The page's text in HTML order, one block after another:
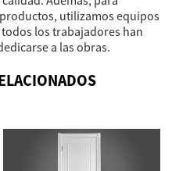
utilizamos equipos
los trabajadores han
a las obras.